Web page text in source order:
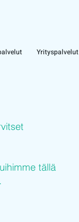
Yrityspalvelut
tällä